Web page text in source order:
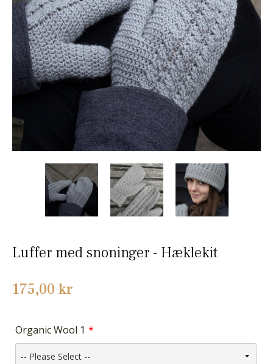
Luffer med snoninger - Hæklekit
Normalpris
175,00 kr
Organic Wool 1